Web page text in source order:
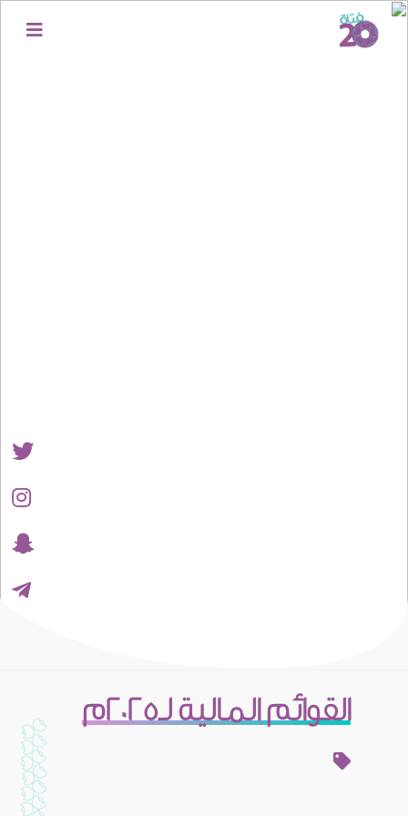
القوائم المالية لـ2025م